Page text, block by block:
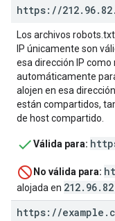
https: //212. 96. 82.
Los archivos
IP únicamente son
esa dirección IP como
automáticamente
alojen en esa
están compartidos,
de host compartido.
Válida para:
No válida para:
alojada en
https: //example .